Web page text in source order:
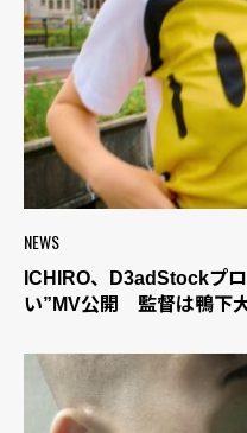
NEWS
ICHIRO、D3adStockプ
い”MV公開 監督は鴨下